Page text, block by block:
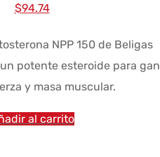
El
original
era:
$109.76.
$94.74El
actual
es:
$94.74.
NPP 150 de Beligas
potente esteroide para
y masa muscular.
al carrito